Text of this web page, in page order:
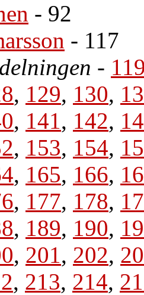
- 92
- 117
-
, 129, 130,
, 141, 142,
, 153, 154,
, 165, 166,
, 177, 178,
, 189, 190,
, 201, 202,
, 213, 214,